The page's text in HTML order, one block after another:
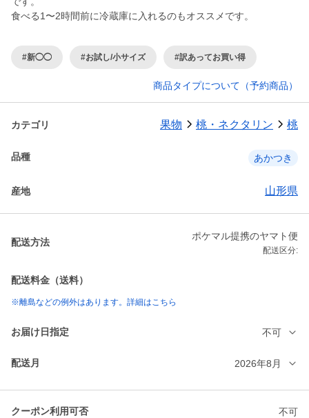
食べる1〜2時間前に冷蔵庫に入れるのもオススメです。
#新◯◯ #お試し/小サイズ #訳あってお買い得
商品タイプについて（予約商品）
カテゴリ 果物 桃・ネクタリン 桃
品種 あかつき
産地 山形県
配送方法
ポケマル提携のヤマト便
配送区分:
配送料金（送料）
※離島などの例外はあります。詳細はこちら
お届け日指定 不可
配送月 2026年8月
クーポン利用可否 不可